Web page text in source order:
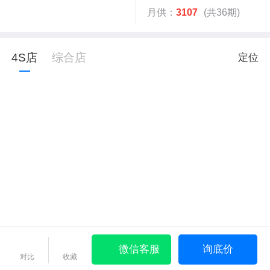
月供： 3107 (共36期)
4S店 综合店 定位
对比 收藏
微信客服 询底价